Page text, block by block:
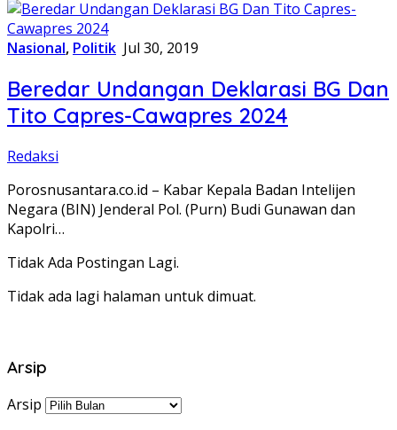
Nasional, Politik Jul 30, 2019
Beredar Undangan Deklarasi BG Dan
Tito Capres-Cawapres 2024
Redaksi
Porosnusantara.co.id – Kabar Kepala Badan Intelijen
Negara (BIN) Jenderal Pol. (Purn) Budi Gunawan dan
Kapolri…
Tidak Ada Postingan Lagi.
Tidak ada lagi halaman untuk dimuat.
Arsip
Arsip